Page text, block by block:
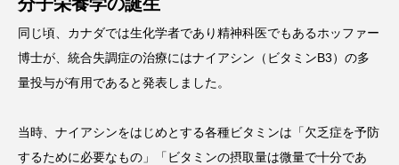
同じ頃、カナダでは生化学者であり精神科医でもあるホッファー
博士が、統合失調症の治療にはナイアシン（ビタミンB3）の多
量投与が有用であると発表しました。
当時、ナイアシンをはじめとする各種ビタミンは「欠乏症を予防
するために必要なもの」「ビタミンの摂取量は微量で十分であ